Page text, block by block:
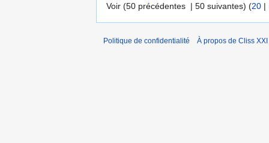
Voir (50 précédentes | 50 suivantes) (20 |
Politique de confidentialité À propos de Cliss XXI